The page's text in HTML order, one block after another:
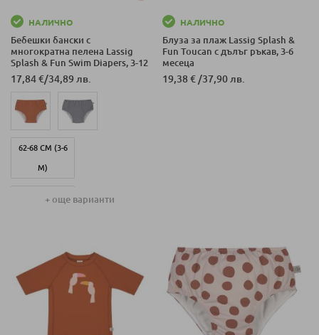
НАЛИЧНО
Бебешки бански с
многократна пелена Lassig
Splash & Fun Swim Diapers, 3-12
месеца
17,84 €/34,89 лв.
62-68 СМ (3-6
М)
74-80 СМ (7-12
М)
+ още варианти
НАЛИЧНО
Блуза за плаж Lassig Splash &
Fun Toucan с дълъг ръкав, 3-6
месеца
19,38 € /37,90 лв.